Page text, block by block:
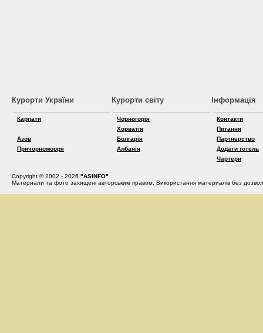
Курорти України
Карпати
Азов
Причорноморря
Курорти світу
Чорногорія
Хорватія
Болгарія
Албанія
Інформація
Контакти
Питання
Партнерство
Додати готель
Чартери
Copyright © 2002 - 2026 "ASINFO"
Материали та фото захищені авторським правом. Використання материалів без